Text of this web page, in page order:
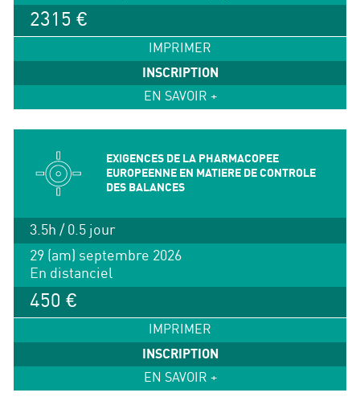
2315 €
IMPRIMER
INSCRIPTION
EN SAVOIR +
EXIGENCES DE LA PHARMACOPEE
EUROPEENNE EN MATIERE DE CONTROLE
DES BALANCES
3.5h / 0.5 jour
29 (am) septembre 2026
En distanciel
450 €
IMPRIMER
INSCRIPTION
EN SAVOIR +